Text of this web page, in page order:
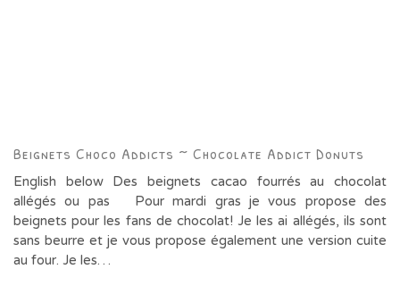
Beignets Choco Addicts ~ Chocolate Addict Donuts
English below Des beignets cacao fourrés au chocolat
allégés ou pas Pour mardi gras je vous propose des
beignets pour les fans de chocolat! Je les ai allégés, ils sont
sans beurre et je vous propose également une version cuite
au four. Je les…